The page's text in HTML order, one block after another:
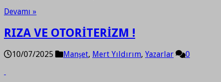
Devamı »
RIZA VE OTORİTERİZM !
10/07/2025 Manşet, Mert Yıldırım, Yazarlar 0